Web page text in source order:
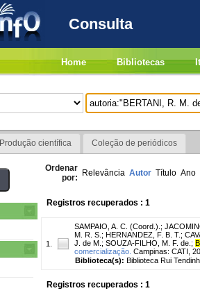
Consulta
Home Bibliotecas
Produção científica Coleção de periódicos
Ordenar
por: Relevância Autor Título Ano
Registros recuperados : 1
1.
SAMPAIO, A. C. (Coord.). ;
M. R. S. ; HERNANDEZ, F. B. T. ;
J. de M. ; SOUZA-FILHO, M. F. de. ;
comercialização. Campinas: CATI,
Biblioteca(s): Biblioteca Rui
Registros recuperados : 1